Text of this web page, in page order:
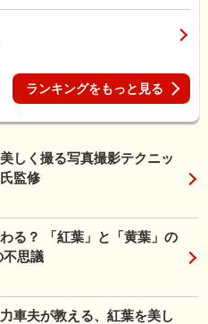
ランキングをもっと見る
しく撮る写真撮影テクニッ
監修
る？ 「紅葉」と「黄葉」の
不思議
車夫が教える、紅葉を美し